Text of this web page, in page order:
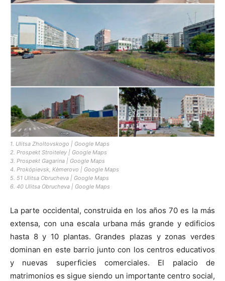
1. Ulitsa Zholtovskogo | Google Maps
2. Prospekt Stroiteley | Google Maps
3. Prospekt Gagarina | Google Maps
4. Prokópievsk, Kèmerovo | Google Maps
5. 51 Ulitsa Obrucheva | Google Maps
6. 40 Ulitsa Obrucheva | Google Maps
La parte occidental, construida en los años 70 es la más
extensa, con una escala urbana más grande y edificios
hasta 8 y 10 plantas. Grandes plazas y zonas verdes
dominan en este barrio junto con los centros educativos
y nuevas superficies comerciales. El palacio de
matrimonios es sigue siendo un importante centro social,